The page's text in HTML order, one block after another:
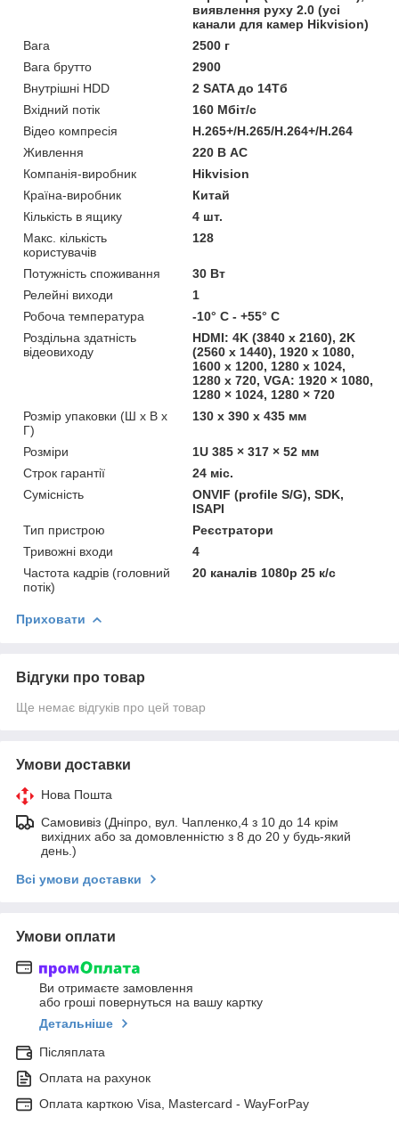
виявлення руху 2.0 (усі
канали для камер Hikvision)
Вага
2500 г
Вага брутто
2900
Внутрішні HDD
2 SATA до 14Тб
Вхідний потік
160 Мбіт/с
Відео компресія
H.265+/H.265/H.264+/H.264
Живлення
220 В АС
Компанія-виробник
Hikvision
Країна-виробник
Китай
Кількість в ящику
4 шт.
Макс. кількість
користувачів
128
Потужність споживання
30 Вт
Релейні виходи
1
Робоча температура
-10° C - +55° C
Роздільна здатність
відеовиходу
HDMI: 4K (3840 x 2160), 2K
(2560 x 1440), 1920 x 1080,
1600 x 1200, 1280 x 1024,
1280 x 720, VGA: 1920 × 1080,
1280 × 1024, 1280 × 720
Розмір упаковки (Ш х В х
Г)
130 x 390 x 435 мм
Розміри
1U 385 × 317 × 52 мм
Строк гарантії
24 міс.
Сумісність
ONVIF (profile S/G), SDK,
ISAPI
Тип пристрою
Реєстратори
Тривожні входи
4
Частота кадрів (головний
потік)
20 каналів 1080p 25 к/с
Приховати
Відгуки про товар
Ще немає відгуків про цей товар
Умови доставки
Нова Пошта
Самовивіз (Дніпро, вул. Чапленко,4 з 10 до 14 крім
вихідних або за домовленністю з 8 до 20 у будь-який
день.)
Всі умови доставки
Умови оплати
Ви отримаєте замовлення
або гроші повернуться на вашу картку
Детальніше
Післяплата
Оплата на рахунок
Оплата карткою Visa, Mastercard - WayForPay